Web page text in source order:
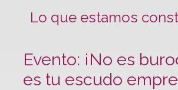
Lo que estamos
Evento: ¡No es
es tu escudo